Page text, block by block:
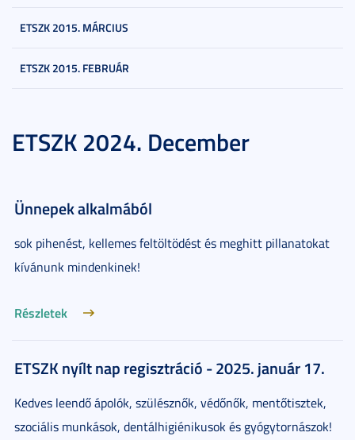
ETSZK 2015. MÁRCIUS
ETSZK 2015. FEBRUÁR
ETSZK 2024. December
Ünnepek alkalmából
sok pihenést, kellemes feltöltödést és meghitt pillanatokat
kívánunk mindenkinek!
Részletek
ETSZK nyílt nap regisztráció - 2025. január 17.
Kedves leendő ápolók, szülésznők, védőnők, mentőtisztek,
szociális munkások, dentálhigiénikusok és gyógytornászok!